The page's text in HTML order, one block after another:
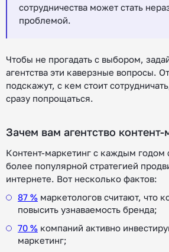
сотрудничества может стать
проблемой.
Чтобы не прогадать с выбором,
агентства эти каверзные вопросы.
подскажут, с кем стоит
сразу попрощаться.
Зачем вам агентство контент-
Контент-маркетинг с каждым годом
более популярной стратегией
интернете. Вот несколько фактов:
87 % маркетологов считают, что
повысить узнаваемость бренда;
70 % компаний активно
маркетинг;